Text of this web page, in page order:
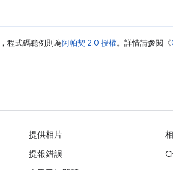
，程式碼範例則為阿帕契 2.0 授權。詳情請參閱《
提供相片
提報錯誤